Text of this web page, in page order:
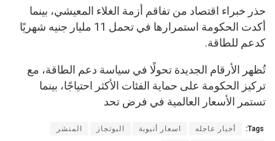
حذر خبراء اقتصاد من تفاقم أزمة الغلاء المعيشي، بينما
أكدت الحكومة استمرارها في تحمل 11 مليار جنيه شهريًا
كدعم للطاقة.
تُظهر الأرقام الجديدة تحولًا في سياسة دعم الطاقة، مع
تركيز الحكومة على حماية الفئات الأكثر احتياجًا، بينما
تستمر الأسعار العالمية في فرض تحد
Tags: أخبار عاجله اسعار أنبوبة البوتجاز المنشر